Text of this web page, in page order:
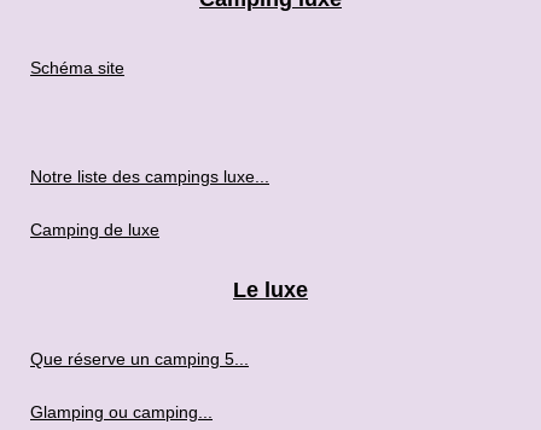
Schéma site
Notre liste des campings luxe...
Camping de luxe
Le luxe
Que réserve un camping 5...
Glamping ou camping...